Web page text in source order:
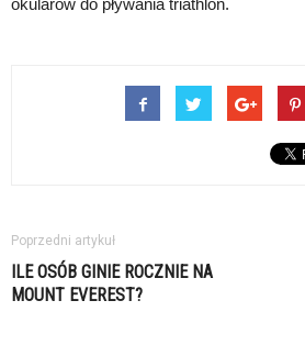
okularów do pływania triathlon.
Poprzedni artykuł
ILE OSÓB GINIE ROCZNIE NA
MOUNT EVEREST?